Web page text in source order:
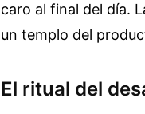
caro al final del día.
un templo del
El ritual del